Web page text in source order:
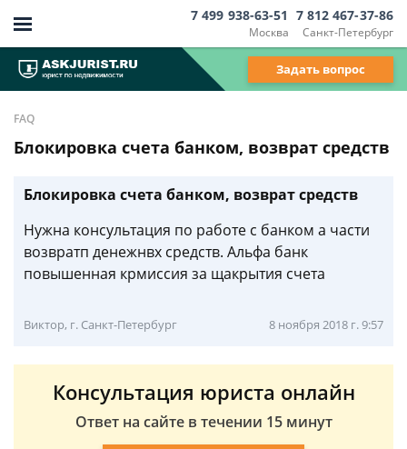
Москва
7 499 938-63-51
Санкт-Петербург
7 812 467-37-86
Задать вопрос
FAQ
Блокировка счета банком, возврат средств
Блокировка счета банком, возврат средств
Нужна консультация по работе с банком а части
возвратп денежнвх средств. Альфа банк
повышенная крмиссия за щакрытия счета
Виктор, г. Санкт-Петербург 8 ноября 2018 г. 9:57
Консультация юриста онлайн
Ответ на сайте в течении 15 минут